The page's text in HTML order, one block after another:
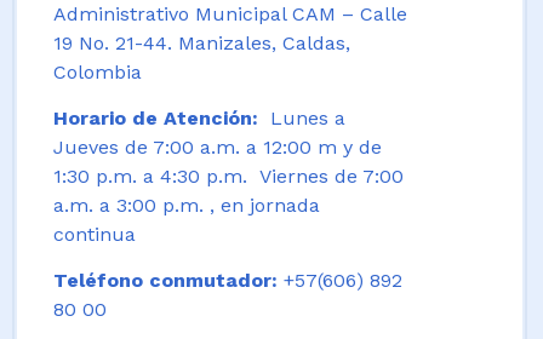
Administrativo Municipal CAM – Calle
19 No. 21-44. Manizales, Caldas,
Colombia
Horario de Atención:
Lunes a
Jueves de 7:00 a.m. a 12:00 m y de
1:30 p.m. a 4:30 p.m. Viernes de 7:00
a.m. a 3:00 p.m. , en jornada
continua
Teléfono conmutador: +57(606) 892
80 00